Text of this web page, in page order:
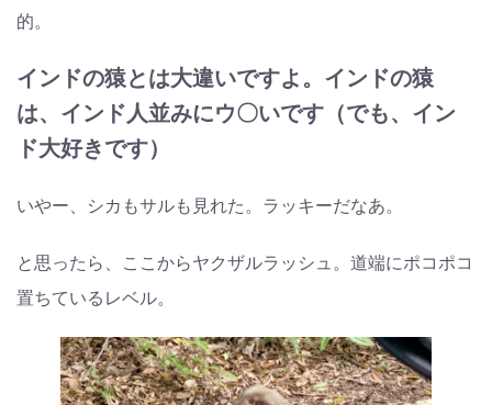
的。
インドの猿とは大違いですよ。インドの猿
は、インド人並みにウ〇いです（でも、イン
ド大好きです）
いやー、シカもサルも見れた。ラッキーだなあ。
と思ったら、ここからヤクザルラッシュ。道端にポコポコ
置ちているレベル。